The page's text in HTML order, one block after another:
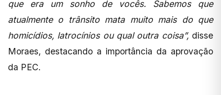
que era um sonho de vocês. Sabemos que
atualmente o trânsito mata muito mais do que
homicídios, latrocínios ou qual outra coisa”, disse
Moraes, destacando a importância da aprovação
da PEC.